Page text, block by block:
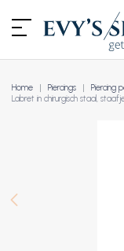
Home Piercings Piercing
Labret in chirurgisch staal,